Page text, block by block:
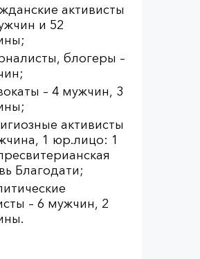
активисты
и 52
блогеры –
– 4 мужчин, 3
активисты
1 юр.лицо: 1
Благодати;
– 6 мужчин, 2